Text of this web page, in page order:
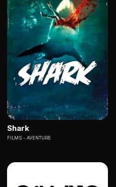
Shark
FILMS AVENTURE